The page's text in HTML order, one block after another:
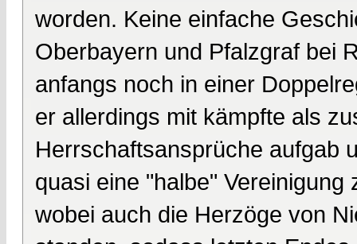
worden. Keine einfache
Oberbayern und Pfalzgraf bei
anfangs noch in einer
er allerdings mit kämpfte als
Herrschaftsansprüche aufgab
quasi eine "halbe"
wobei auch die Herzöge von